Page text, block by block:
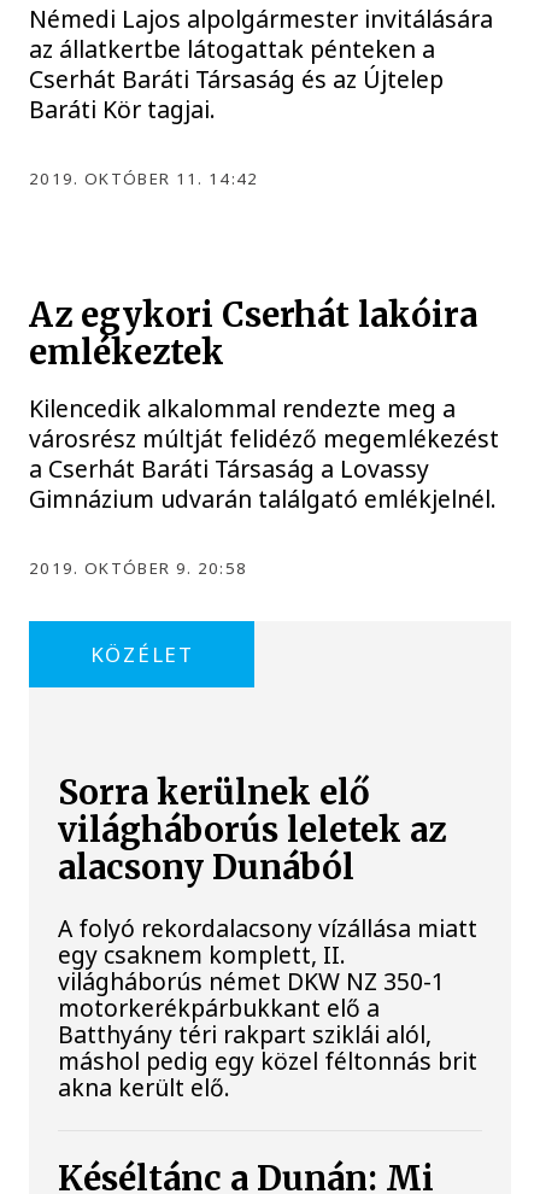
Némedi Lajos alpolgármester invitálására
az állatkertbe látogattak pénteken a
Cserhát Baráti Társaság és az Újtelep
Baráti Kör tagjai.
2019. OKTÓBER 11. 14:42
Az egykori Cserhát lakóira
emlékeztek
Kilencedik alkalommal rendezte meg a
városrész múltját felidéző megemlékezést
a Cserhát Baráti Társaság a Lovassy
Gimnázium udvarán találgató emlékjelnél.
2019. OKTÓBER 9. 20:58
KÖZÉLET
Sorra kerülnek elő
világháborús leletek az
alacsony Dunából
A folyó rekordalacsony vízállása miatt
egy csaknem komplett, II.
világháborús német DKW NZ 350-1
motorkerékpárbukkant elő a
Batthyány téri rakpart sziklái alól,
máshol pedig egy közel féltonnás brit
akna került elő.
Késéltánc a Dunán: Mi